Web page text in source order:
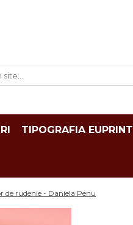
TIPOGRAFIA EUPRINT
de rudenie - Daniela Penu